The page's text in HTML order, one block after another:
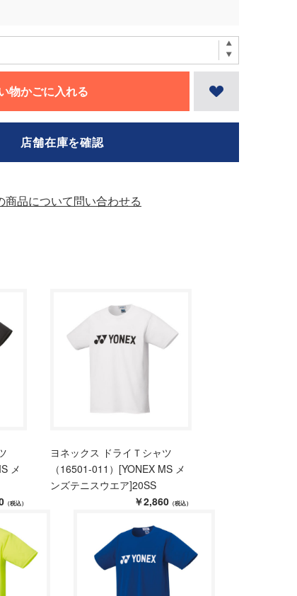
物かごに入れる
メ
（税込）
ヨネックス ドライＴシャツ
（16501-011）[YONEX MS メ
ンズテニスウエア]20SS
￥2,860 （税込）
商品について問い合わせる
店舗在庫を確認